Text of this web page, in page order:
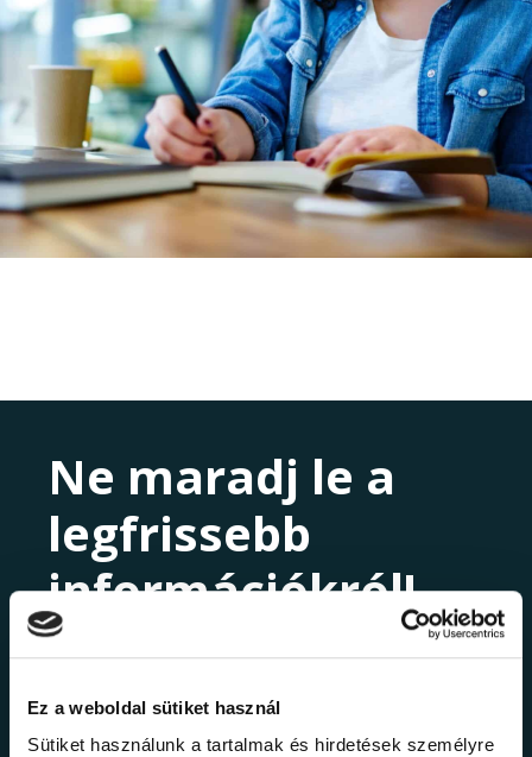
Ez a weboldal sütiket használ
Sütiket használunk a tartalmak és hirdetések személyre
Ne maradj le a
legfrissebb
információkról!
Értesülj elsőként legújabb tanfolyamainkról,
promócióinkról.